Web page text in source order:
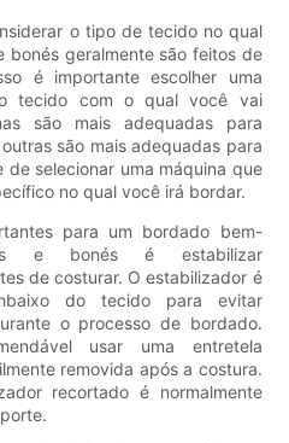
o tipo de tecido no qual
bonés geralmente são feitos de
é importante escolher uma
tecido com o qual você vai
são mais adequadas para
são mais adequadas para
selecionar uma máquina que
no qual você irá bordar.
para um bordado bem-
e bonés é estabilizar
de costurar. O estabilizador é
do tecido para evitar
o processo de bordado.
usar uma entretela
removida após a costura.
recortado é normalmente